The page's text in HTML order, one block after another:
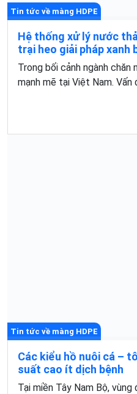
Tin tức về màng HDPE
Hệ thống xử lý nước
trại heo giải pháp xanh
Trong bối cảnh ngành
mạnh mẽ tại Việt Nam.
Tin tức về màng HDPE
Các kiểu hồ nuôi cá –
suất cao ít dịch bệnh
Tại miền Tây Nam Bộ,